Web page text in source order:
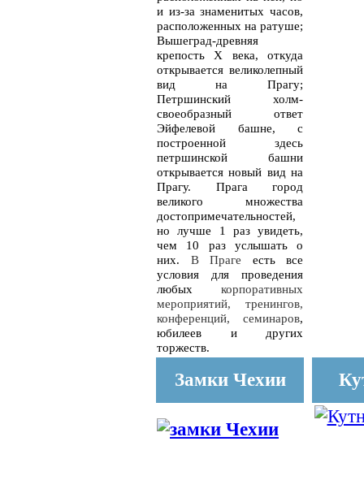
и из-за знаменитых часов,
расположенных на ратуше;
Вышеград-древняя
крепость Х века, откуда
открывается великолепный
вид на Прагу;
Петршинский холм-
своеобразный ответ
Эйфелевой башне, с
построенной здесь
петршинской башни
открывается новый вид на
Прагу. Прага город
великого множества
достопримечательностей,
но лучше 1 раз увидеть,
чем 10 раз услышать о
них. В Праге
есть все
условия для проведения
любых корпоративных
мероприятий, тренингов,
конференций, семинаров,
юбилеев и других
торжеств.
Замки Чехии